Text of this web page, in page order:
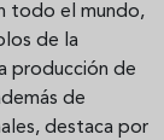
todo el mundo,
de la
producción de
de
destaca por